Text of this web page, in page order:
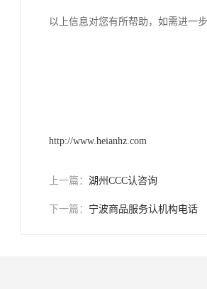
以上信息对您有所帮助，如需进一
http://www.heianhz.com
上一篇： 湖州CCC认咨询
下一篇： 宁波商品服务认机构电话